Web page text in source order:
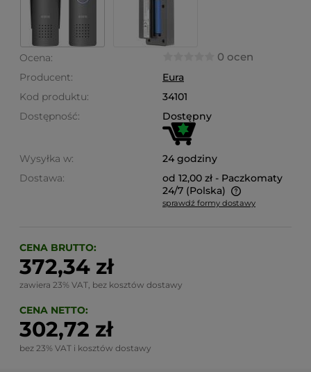
Ocena: 0 ocen
Producent:
Eura
Kod produktu:
34101
Dostępność:
Dostępny
Wysyłka w:
24 godziny
Dostawa:
od 12,00 zł - Paczkomaty
24/7 (Polska)
Cena nie zawiera ewentualnych kosztów płatności
sprawdź formy dostawy
CENA BRUTTO:
372,34 zł
zawiera 23% VAT, bez kosztów dostawy
CENA NETTO:
302,72 zł
bez 23% VAT i kosztów dostawy